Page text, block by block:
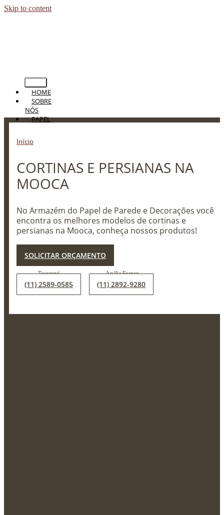
Skip to content
HOME
SOBRE
NÓS
PAPEL
PAREDE
PERSIANAS
TAPETES
PISOS
BLOG
CONTATO
Início
CORTINAS E PERSIANAS NA
MOOCA
No Armazém do Papel de Parede e Decorações você
encontra os melhores modelos de cortinas e
persianas na Mooca, conheça nossos produtos!
SOLICITAR ORÇAMENTO
(11) 2589-0585 (11) 2892-9280